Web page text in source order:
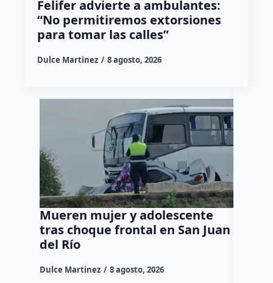
Felifer advierte a ambulantes:
“No permitiremos extorsiones
para tomar las calles”
Dulce Martinez 8 agosto, 2026
Mueren mujer y adolescente
tras choque frontal en San Juan
del Río
Dulce Martinez 8 agosto, 2026